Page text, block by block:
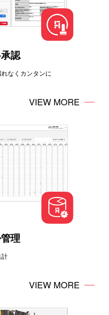
認
なくカンタンに
VIEW MORE
理
計
VIEW MORE